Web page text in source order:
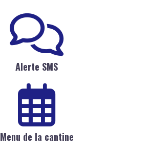
Alerte SMS
Menu de la cantine